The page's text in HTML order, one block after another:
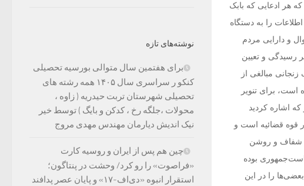
هر ادعایی که بابک
را به دستگاه
و دارایی مردم
رسیدگی و تعیین
مبالغی از
است، برای تنویر
که اشاره کردید
قوه قضائیه است و
شفاف و روشن
بوده
را در این
نوشته‌های تازه
برای هفتمین سال متوالی بورسیه تحصیلی
کنکو ر سراسری سال ۱۴۰۵ همه رشته های
تحصیلی شهرستان تربت حیدریه ( زاوه ،
محولات ،جلگه رخ ، کدکن و بایگ ) توسط خیر
نیک اندیش دیارمان مهندس مهدی مروج
چین هم پس از ایران و روسیه کارت
«فراصوت» را رو کرد/ وحشت در پنتاگون؛
استقرار انبوه «دی‌اف‑۱۷» و پایان عصر پدافند